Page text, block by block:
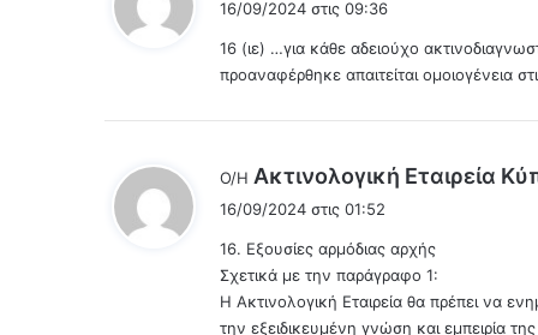
ι
:
16/09/2024 στις 09:36
16 (ιε) …για κάθε αδειούχο
προαναφέρθηκε απαιτείται ομοιογένεια
Ο/Η Ακτινολογική Εταιρεία
16/09/2024 στις 01:52
16. Εξουσίες αρμόδιας αρχής
Σχετικά με την παράγραφο 1:
Η Ακτινολογική Εταιρεία θα πρέπει να
την εξειδικευμένη γνώση και εμπειρία